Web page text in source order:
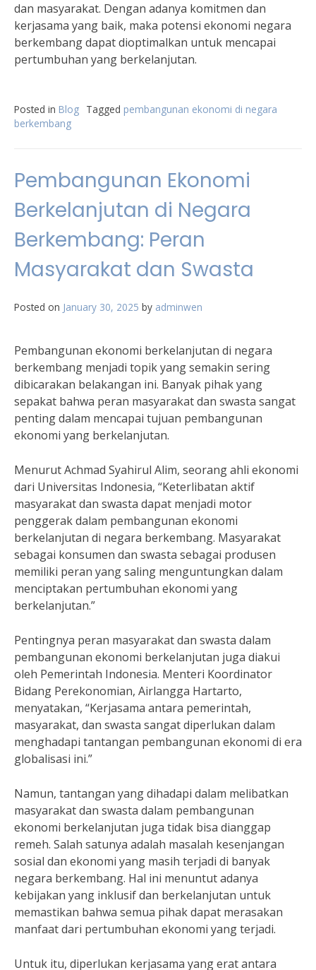
dan masyarakat. Dengan adanya komitmen dan
kerjasama yang baik, maka potensi ekonomi negara
berkembang dapat dioptimalkan untuk mencapai
pertumbuhan yang berkelanjutan.
Posted in Blog Tagged pembangunan ekonomi di negara
berkembang
Pembangunan Ekonomi
Berkelanjutan di Negara
Berkembang: Peran
Masyarakat dan Swasta
Posted on January 30, 2025 by adminwen
Pembangunan ekonomi berkelanjutan di negara
berkembang menjadi topik yang semakin sering
dibicarakan belakangan ini. Banyak pihak yang
sepakat bahwa peran masyarakat dan swasta sangat
penting dalam mencapai tujuan pembangunan
ekonomi yang berkelanjutan.
Menurut Achmad Syahirul Alim, seorang ahli ekonomi
dari Universitas Indonesia, “Keterlibatan aktif
masyarakat dan swasta dapat menjadi motor
penggerak dalam pembangunan ekonomi
berkelanjutan di negara berkembang. Masyarakat
sebagai konsumen dan swasta sebagai produsen
memiliki peran yang saling menguntungkan dalam
menciptakan pertumbuhan ekonomi yang
berkelanjutan.”
Pentingnya peran masyarakat dan swasta dalam
pembangunan ekonomi berkelanjutan juga diakui
oleh Pemerintah Indonesia. Menteri Koordinator
Bidang Perekonomian, Airlangga Hartarto,
menyatakan, “Kerjasama antara pemerintah,
masyarakat, dan swasta sangat diperlukan dalam
menghadapi tantangan pembangunan ekonomi di era
globalisasi ini.”
Namun, tantangan yang dihadapi dalam melibatkan
masyarakat dan swasta dalam pembangunan
ekonomi berkelanjutan juga tidak bisa dianggap
remeh. Salah satunya adalah masalah kesenjangan
sosial dan ekonomi yang masih terjadi di banyak
negara berkembang. Hal ini menuntut adanya
kebijakan yang inklusif dan berkelanjutan untuk
memastikan bahwa semua pihak dapat merasakan
manfaat dari pertumbuhan ekonomi yang terjadi.
Untuk itu, diperlukan kerjasama yang erat antara